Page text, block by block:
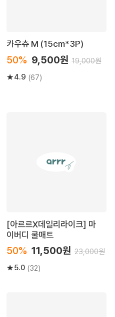
카우츄 M (15cm*3P)
50% 9,500원 19,000원
4.9 (67)
[아르르X데일리라이크] 마
이버디 쿨매트
50% 11,500원 23,000원
5.0 (32)